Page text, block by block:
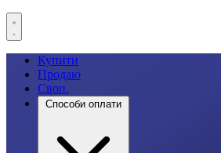
Купити
Продаю
Своп.
Способи оплати